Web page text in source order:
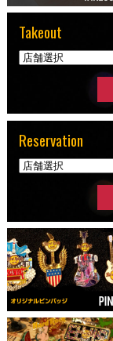
Takeout
Reservation